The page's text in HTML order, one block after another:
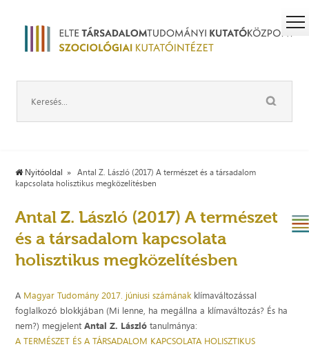
Nyitóoldal
Antal Z. László (2017) A természet és a társadalom
kapcsolata holisztikus megközelítésben
Antal Z. László (2017) A természet
és a társadalom kapcsolata
holisztikus megközelítésben
A Magyar Tudomány 2017. júniusi számánakklímaváltozással
foglalkozó blokkjában (Mi lenne, ha megállna a klímaváltozás? És ha
nem?) megjelentAntal Z. László tanulmánya:
A TERMÉSZET ÉS A TÁRSADALOM KAPCSOLATA HOLISZTIKUS